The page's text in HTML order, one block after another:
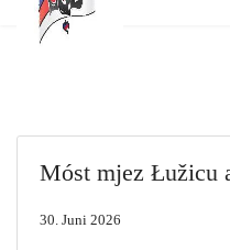
Móst mjez Łužicu
30. Juni 2026